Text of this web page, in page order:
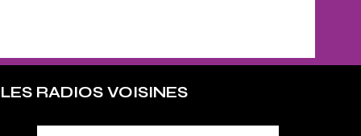
LES RADIOS VOISINES